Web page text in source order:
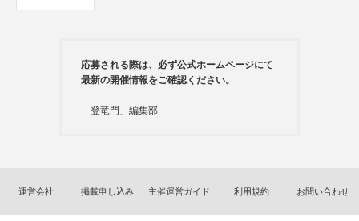
応募される際は、必ず公式ホームページにて
最新の開催情報をご確認ください。
「登竜門」編集部
運営会社 掲載申し込み 主催運営ガイド 利用規約 お問い合わせ